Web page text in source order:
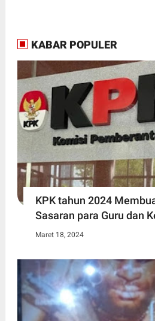
KABAR POPULER
KPK tahun 2024
Sasaran para Guru dan
Maret 18, 2024